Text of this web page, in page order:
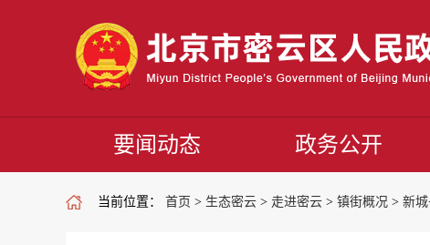
要闻动态 政务公开
当前位置： 首页 > 生态密云 > 走进密云 > 镇街概况 > 新